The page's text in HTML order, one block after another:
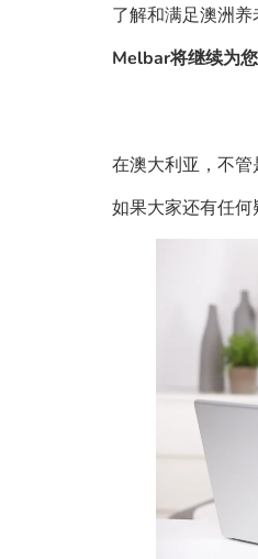
了解和满足澳洲
Melbar将继续为
在澳大利亚，不
如果大家还有任何